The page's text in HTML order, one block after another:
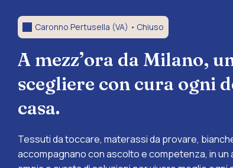
Caronno Pertusella (VA) • Chiuso
A mezz’ora da Milano,
scegliere con cura ogni
casa.
Tessuti da toccare, materassi da provare,
accompagnano con ascolto e competenza, in